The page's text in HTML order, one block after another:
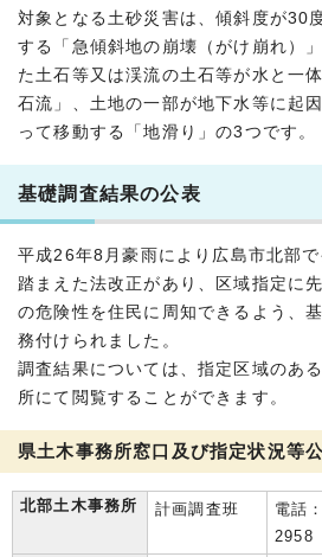
対象となる土砂災害は、傾斜度が30
する「急傾斜地の崩壊（がけ崩れ）
た土石等又は渓流の土石等が水と一
石流」、土地の一部が地下水等に起
って移動する「地滑り」の3つです。
基礎調査結果の公表
平成26年8月豪雨により広島市北部
踏まえた法改正があり、区域指定に
の危険性を住民に周知できるよう、
務付けられました。
調査結果については、指定区域のあ
所にて閲覧することができます。
県土木事務所窓口及び指定状況等
北部土木事務所 計画調査班
電話
2958